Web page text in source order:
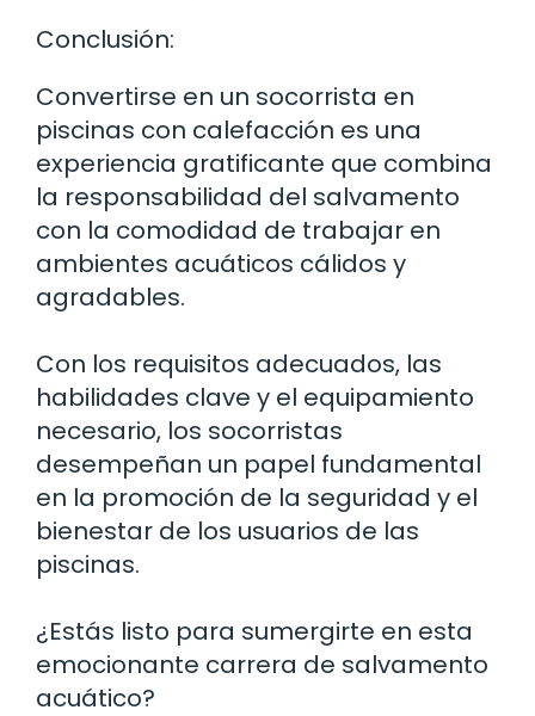
Conclusión:
Convertirse en un socorrista en
piscinas con calefacción es una
experiencia gratificante que combina
la responsabilidad del salvamento
con la comodidad de trabajar en
ambientes acuáticos cálidos y
agradables.
Con los requisitos adecuados, las
habilidades clave y el equipamiento
necesario, los socorristas
desempeñan un papel fundamental
en la promoción de la seguridad y el
bienestar de los usuarios de las
piscinas.
¿Estás listo para sumergirte en esta
emocionante carrera de salvamento
acuático?